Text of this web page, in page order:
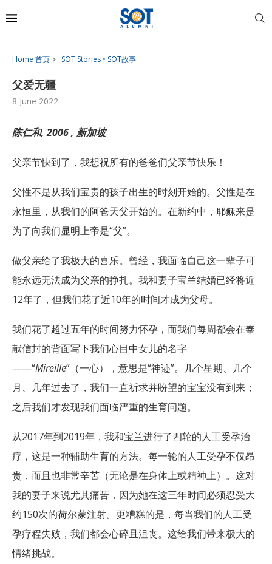
Home 首页 SOT Stories • SOT故事
父爱无疆
8 June 2022
陈仁和, 2006 , 新加坡
父亲节快到了，我想祝所有的爸爸们父亲节快乐！
父性不是从我们宝贵的孩子出生的时刻开始的。父性是在
永恒里，从我们的阿爸天父开始的。在新约中，耶稣来是
为了向我们显明上帝是“父”。
做父亲给了我极大的喜乐。曾经，我面临自己这一辈子可
能永远无法成为父亲的挣扎。我和妻子宝兰结婚已经将近
12年了，但我们花了近10年的时间才成为父母。
我们花了超过五年的时间努力怀孕，而我们每周都会在奉
献信封的背面写下我们心目中女儿的名字
——“Mireille”（一心），意思是“神迹”。几个星期、几个
月、几年过去了，我们一直祈求并盼望的宝宝没有到来；
之后我们才发现我们面临严重的生育问题。
从2017年到2019年，我和宝兰进行了四轮的人工受孕治
疗，这是一种辅助生育的方法。每一轮的人工受孕不仅昂
贵，而且也非常辛苦（无论是在身体上或精神上）。这对
我的妻子来说尤其痛苦，因为她在这三年时间必须忍受大
约150次的荷尔蒙注射。更糟糕的是，每当我们的人工受
孕疗程失败，我们都会心碎且沮丧。这给我们带来极大的
情绪挑战。